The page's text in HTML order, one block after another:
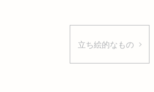
立ち絵的なもの